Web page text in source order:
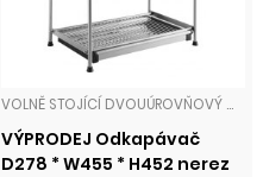
VOLNĚ STOJÍCÍ DVOUÚROVŇOVÝ ODKAPÁVAČ KUCHYŇSKÉ VYBAVENÍ
VÝPRODEJ Odkapávač
D278 * W455 * H452 nerez